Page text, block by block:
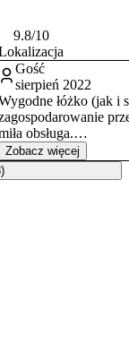
z oferty
tereny sprzyjają
9.8/10
Gość
sierpień 2022
łóżko (jak i
obsługa.
prysznica, w
czeka się bardzo długo
nie staje się
Zobacz więcej